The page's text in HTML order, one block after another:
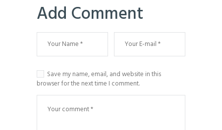
Add Comment
Save my name, email, and website in this
browser for the next time I comment.